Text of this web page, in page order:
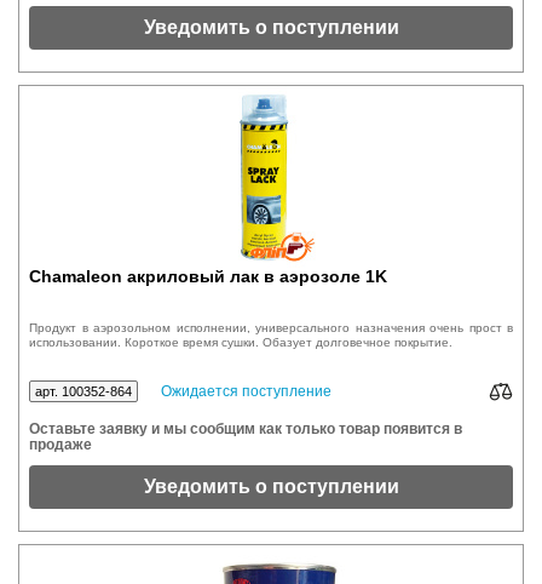
Уведомить о поступлении
Chamaleon акриловый лак в аэрозоле 1K
Продукт в аэрозольном исполнении, универсального назначения очень прост в
использовании. Короткое время сушки. Обазует долговечное покрытие.
арт. 100352-864 Ожидается поступление
Оставьте заявку и мы сообщим как только товар появится в
продаже
Уведомить о поступлении